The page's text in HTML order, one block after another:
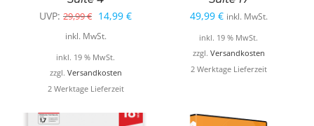
UVP: 29,99€ Ursprünglicher
Preis
war:
29,99 €
14,99 €Aktueller
inkl. MwSt.
inkl. 19 % MwSt.
zzgl. Versandkosten
2 Werktage Lieferzeit
49,99 € inkl. MwSt.
inkl. 19 % MwSt.
zzgl. Versandkosten
2 Werktage Lieferzeit